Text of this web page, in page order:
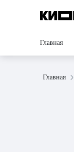
Главная
Главная